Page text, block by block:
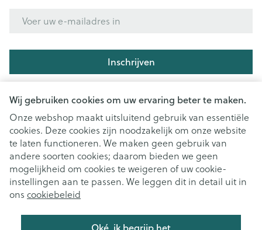
Wij gebruiken cookies om uw ervaring beter te maken.
Onze webshop maakt uitsluitend gebruik van essentiële
cookies. Deze cookies zijn noodzakelijk om onze website
te laten functioneren. We maken geen gebruik van
andere soorten cookies; daarom bieden we geen
mogelijkheid om cookies te weigeren of uw cookie-
instellingen aan te passen. We leggen dit in detail uit in
ons cookiebeleid
Inschrijven
nieuwsbrief en gaat u akkoord met onzeprivacy policy.
Juridische links